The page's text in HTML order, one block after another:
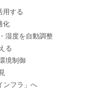
用する
化
湿度を自動調整
る
境制御
ンフラ」へ